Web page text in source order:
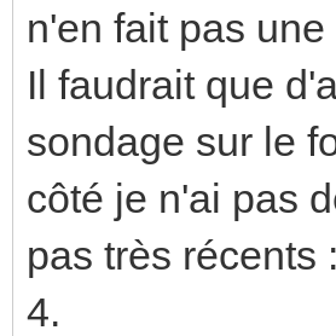
n'en fait pas une
Il faudrait que
sondage sur le
côté je n'ai pas
pas très récents
4.